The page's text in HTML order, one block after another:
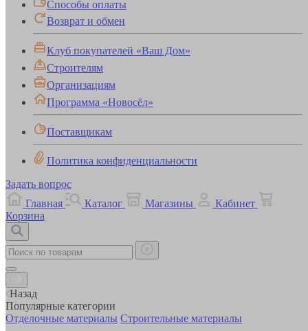
Способы оплаты
Возврат и обмен
Клуб покупателей «Ваш Дом»
Строителям
Организациям
Программа «Новосёл»
Поставщикам
Политика конфиденциальности
Задать вопрос
Главная
Каталог Магазины
Кабинет
Корзина
Назад
Популярные категории
Отделочные материалы Строительные материалы